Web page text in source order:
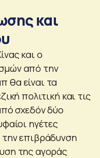
και
και ο
από την
θα είναι τα
πολιτική και τις
σχεδόν δύο
ηγέτες
επιβράδυνση
της αγοράς